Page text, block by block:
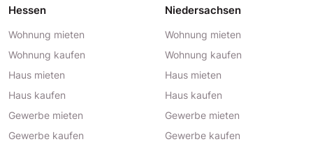
Hessen
Wohnung mieten
Wohnung kaufen
Haus mieten
Haus kaufen
Gewerbe mieten
Gewerbe kaufen
Niedersachsen
Wohnung mieten
Wohnung kaufen
Haus mieten
Haus kaufen
Gewerbe mieten
Gewerbe kaufen